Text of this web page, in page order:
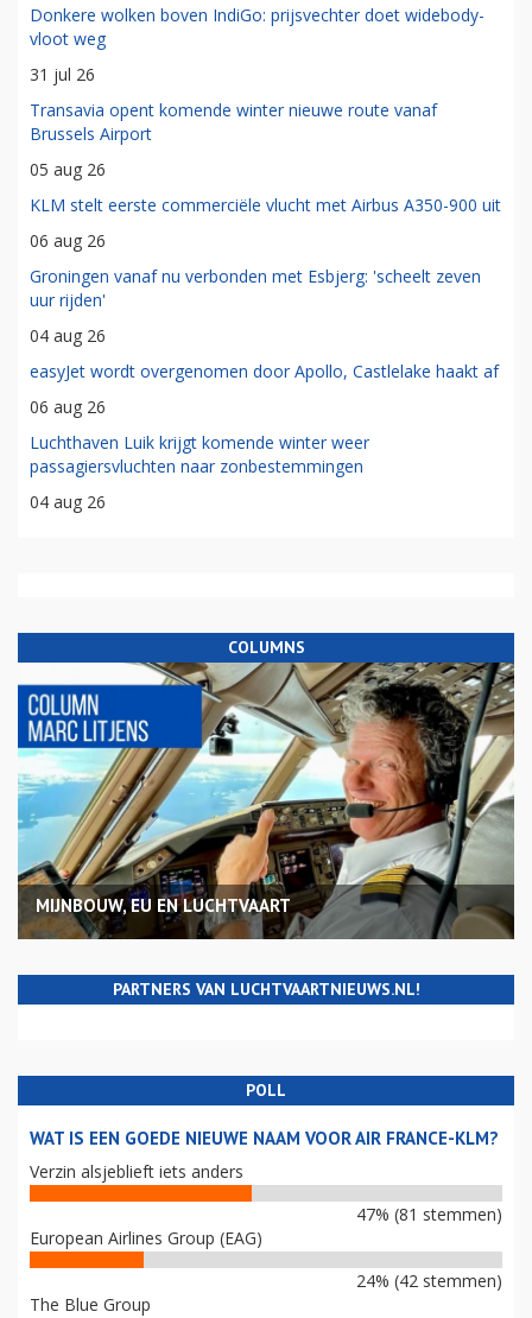
Donkere wolken boven IndiGo: prijsvechter doet widebody-
vloot weg
31 jul 26
Transavia opent komende winter nieuwe route vanaf
Brussels Airport
05 aug 26
KLM stelt eerste commerciële vlucht met Airbus A350-900 uit
06 aug 26
Groningen vanaf nu verbonden met Esbjerg: 'scheelt zeven
uur rijden'
04 aug 26
easyJet wordt overgenomen door Apollo, Castlelake haakt af
06 aug 26
Luchthaven Luik krijgt komende winter weer
passagiersvluchten naar zonbestemmingen
04 aug 26
COLUMNS
MIJNBOUW, EU EN LUCHTVAART
PARTNERS VAN LUCHTVAARTNIEUWS.NL!
POLL
WAT IS EEN GOEDE NIEUWE NAAM VOOR AIR FRANCE-KLM?
Verzin alsjeblieft iets anders
47% (81 stemmen)
European Airlines Group (EAG)
24% (42 stemmen)
The Blue Group